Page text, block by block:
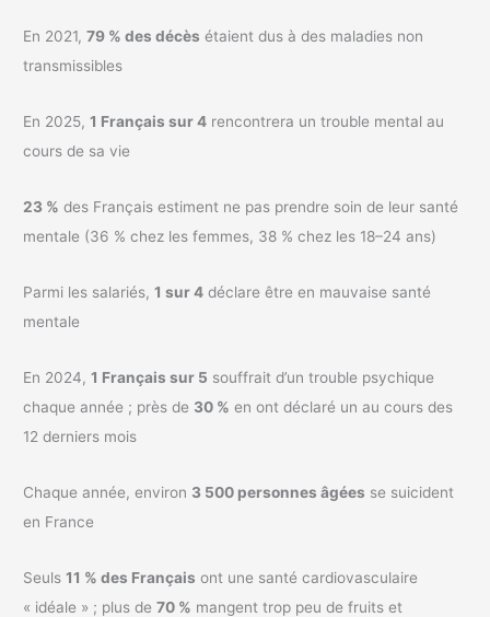
En 2021,79 % des décès étaient dus à des maladies non
transmissibles
En 2025,1 Français sur 4 rencontrera un trouble mental au
cours de sa vie
23 % des Français estiment ne pas prendre soin de leur santé
mentale (36 % chez les femmes, 38 % chez les 18–24 ans)
Parmi les salariés,1 sur 4 déclare être en mauvaise santé
mentale
En 2024,1 Français sur 5 souffrait d’un trouble psychique
chaque année ; près de 30 % en ont déclaré un au cours des
12 derniers mois
Chaque année, environ 3 500 personnes âgées se suicident
en France
Seuls11 % des Français ont une santé cardiovasculaire
« idéale » ; plus de70 % mangent trop peu de fruits et